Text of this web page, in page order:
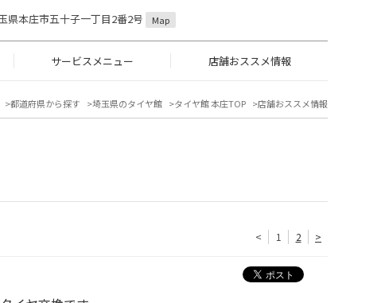
県本庄市五十子一丁目2番2号 Map
サービスメニュー 店舗おススメ情報
都道府県から探す 埼玉県のタイヤ館 タイヤ館 本庄TOP 店舗おススメ情報
< 1 2 >